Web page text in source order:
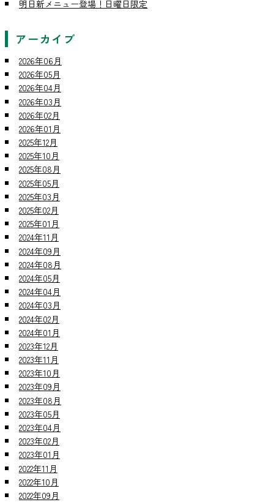
明日新メニュー登場！日曜日限定
アーカイブ
2026年06月
2026年05月
2026年04月
2026年03月
2026年02月
2026年01月
2025年12月
2025年10月
2025年08月
2025年05月
2025年03月
2025年02月
2025年01月
2024年11月
2024年09月
2024年08月
2024年05月
2024年04月
2024年03月
2024年02月
2024年01月
2023年12月
2023年11月
2023年10月
2023年09月
2023年08月
2023年05月
2023年04月
2023年02月
2023年01月
2022年11月
2022年10月
2022年09月